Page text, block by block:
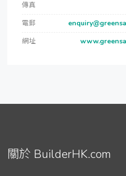
傳真
電郵
網址
關於 BuilderHK.com